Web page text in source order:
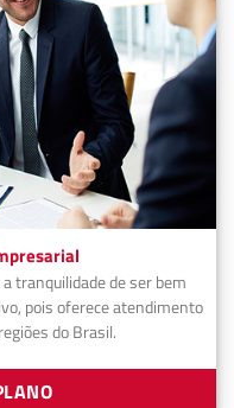
tranquilidade de ser bem
pois oferece atendimento
do Brasil.